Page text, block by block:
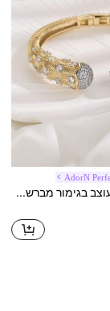
AdorN
1 צמיד פתוח מעוצב בגימור מברשת, מצופה נחושת וזהב 18K עם פניני זירקוניה רבבות, מתאים ללבישה יומית לנשים